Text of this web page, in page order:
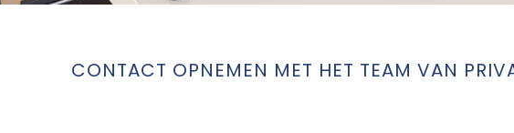
CONTACT OPNEMEN MET HET TEAM VAN